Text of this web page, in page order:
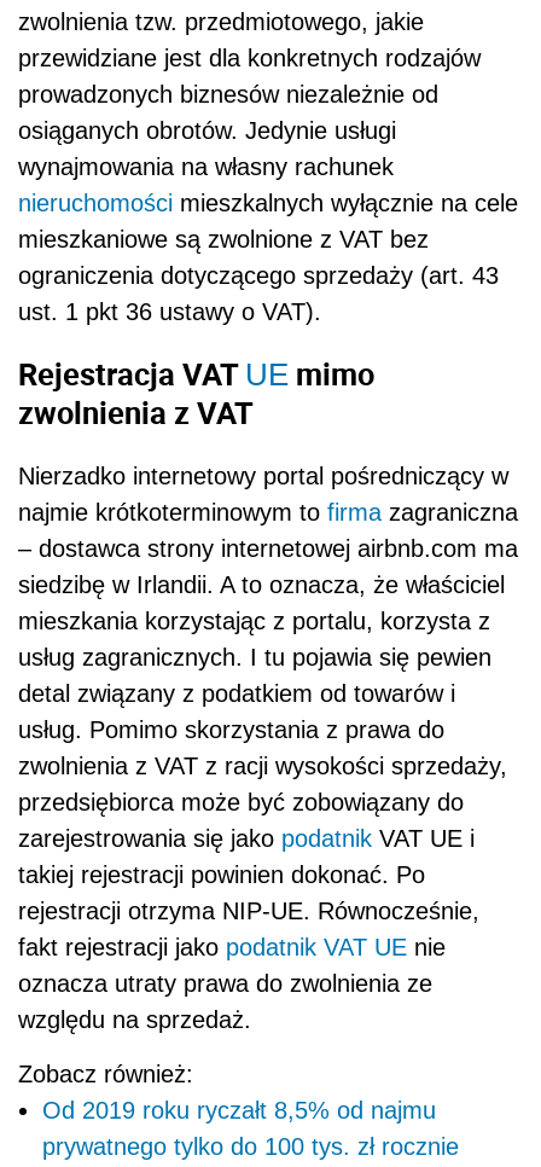
zwolnienia tzw. przedmiotowego, jakie
przewidziane jest dla konkretnych rodzajów
prowadzonych biznesów niezależnie od
osiąganych obrotów. Jedynie usługi
wynajmowania na własny rachunek
nieruchomości mieszkalnych wyłącznie na cele
mieszkaniowe są zwolnione z VAT bez
ograniczenia dotyczącego sprzedaży (art. 43
ust. 1 pkt 36 ustawy o VAT).
Rejestracja VAT UE mimo
zwolnienia z VAT
Nierzadko internetowy portal pośredniczący w
najmie krótkoterminowym to firma zagraniczna
– dostawca strony internetowej airbnb.com ma
siedzibę w Irlandii. A to oznacza, że właściciel
mieszkania korzystając z portalu, korzysta z
usług zagranicznych. I tu pojawia się pewien
detal związany z podatkiem od towarów i
usług. Pomimo skorzystania z prawa do
zwolnienia z VAT z racji wysokości sprzedaży,
przedsiębiorca może być zobowiązany do
zarejestrowania się jako podatnik VAT UE i
takiej rejestracji powinien dokonać. Po
rejestracji otrzyma NIP-UE. Równocześnie,
fakt rejestracji jako podatnik VAT UE nie
oznacza utraty prawa do zwolnienia ze
względu na sprzedaż.
Zobacz również:
Od 2019 roku ryczałt 8,5% od najmu
prywatnego tylko do 100 tys. zł rocznie